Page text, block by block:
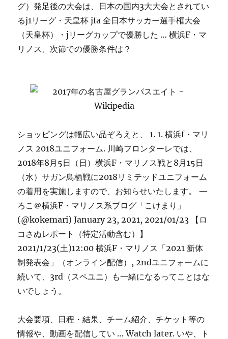
グ）発足後の大会は、日本の国内3大大会とされてい
るj1リーグ・天皇杯 jfa 全日本サッカー選手権大会
（天皇杯）・jリーグカップで優勝した … 横浜F・マ
リノス、次節での優勝条件は？
ショッピングは幅広い品ぞろえと、 1. 1. 横浜f・マリ
ノス 2018ユニフォーム. 川崎フロンターレでは、
2018年8月5日（日）横浜F・マリノス戦と8月15日
（水）サガン鳥栖戦に2018リミテッドユニフォーム
の着用を実施しますので、お知らせいたします。 —
ろこ＠横浜F・マリノス系ブログ「こけまり」
(@kokemari) January 23, 2021, 2021/01/23 【ロ
コさぬレポート（特定活動含む）】
2021/1/23(土)12:00 横浜F・マリノス「2021 新体
制発表会」（オンライン配信）, 2ndユニフォームに
続いて、3rd（スペユニ）も一緒になるってことはな
いでしょう。
大会要項、日程・結果、チーム紹介、チケット等の
情報や、動画を配信してい … Watch later. いや、ト